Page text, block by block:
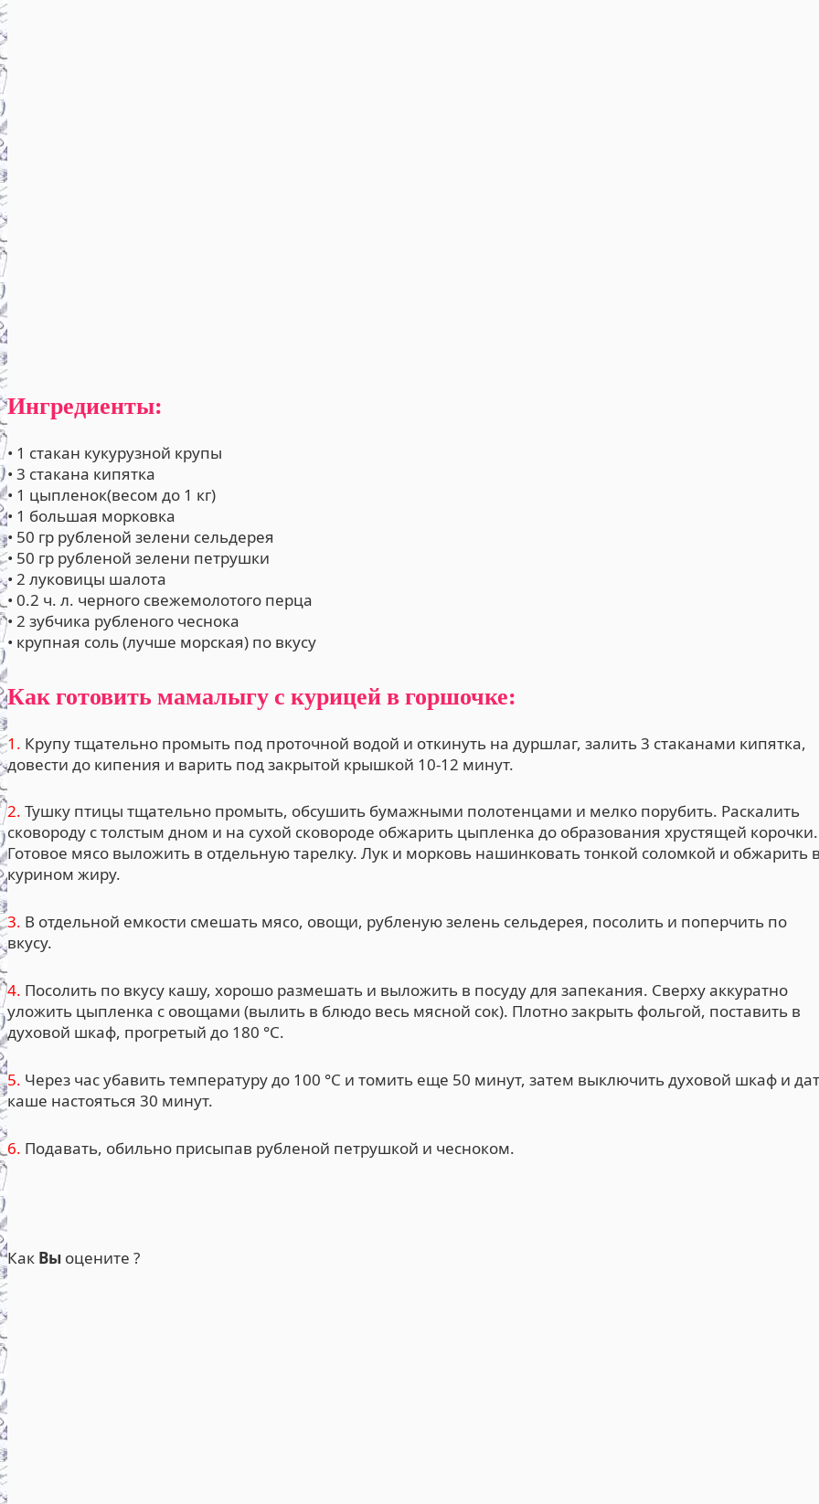
Ингредиенты:
• 1 стакан кукурузной крупы
• 3 стакана кипятка
• 1 цыпленок(весом до 1 кг)
• 1 большая морковка
• 50 гр рубленой зелени сельдерея
• 50 гр рубленой зелени петрушки
• 2 луковицы шалота
• 0.2 ч. л. черного свежемолотого перца
• 2 зубчика рубленого чеснока
• крупная соль (лучше морская) по вкусу
Как готовить мамалыгу с курицей в горшочке:
1. Крупу тщательно промыть под проточной водой и откинуть на дуршлаг, залить 3 стаканами кипятка,
довести до кипения и варить под закрытой крышкой 10-12 минут.
2. Тушку птицы тщательно промыть, обсушить бумажными полотенцами и мелко порубить. Раскалить
сковороду с толстым дном и на сухой сковороде обжарить цыпленка до образования хрустящей корочки.
Готовое мясо выложить в отдельную тарелку. Лук и морковь нашинковать тонкой соломкой и обжарить
курином жиру.
3. В отдельной емкости смешать мясо, овощи, рубленую зелень сельдерея, посолить и поперчить по
вкусу.
4. Посолить по вкусу кашу, хорошо размешать и выложить в посуду для запекания. Сверху аккуратно
уложить цыпленка с овощами (вылить в блюдо весь мясной сок). Плотно закрыть фольгой, поставить в
духовой шкаф, прогретый до 180 °С.
5. Через час убавить температуру до 100 °С и томить еще 50 минут, затем выключить духовой шкаф и
каше настояться 30 минут.
6. Подавать, обильно присыпав рубленой петрушкой и чесноком.
Как Вы оцените ?